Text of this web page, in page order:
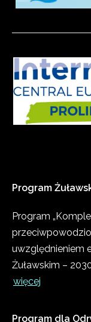
Program
Program
uwzględnieniem
Żuławskim –
więcej
Program dla